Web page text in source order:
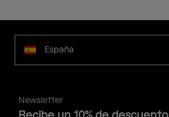
España
Newsletter